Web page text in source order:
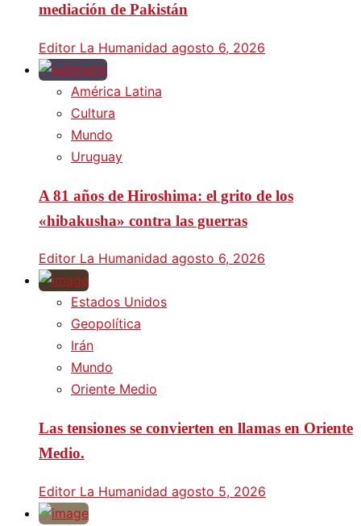
mediación de Pakistán
Editor La Humanidad agosto 6, 2026
América Latina
Cultura
Mundo
Uruguay
A 81 años de Hiroshima: el grito de los
«hibakusha» contra las guerras
Editor La Humanidad agosto 6, 2026
Estados Unidos
Geopolítica
Irán
Mundo
Oriente Medio
Las tensiones se convierten en llamas en Oriente
Medio.
Editor La Humanidad agosto 5, 2026